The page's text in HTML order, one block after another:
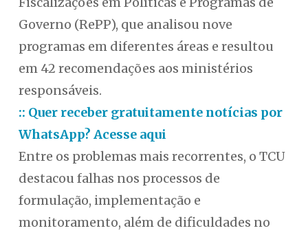
Governo (RePP), que analisou nove
programas em diferentes áreas e resultou
em 42 recomendações aos ministérios
responsáveis.
:: Quer receber gratuitamente notícias por
WhatsApp? Acesse aqui
Entre os problemas mais recorrentes, o TCU
destacou falhas nos processos de
formulação, implementação e
monitoramento, além de dificuldades no